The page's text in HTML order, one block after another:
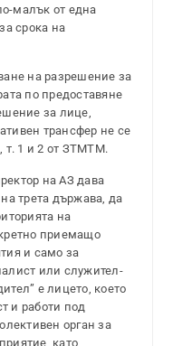
малък от една
срока на
на разрешение за
по предоставяне
за лице,
трансфер не се
т. 1 и 2 от ЗТМТМ.
на АЗ дава
трета държава, да
на
приемащо
и само за
или служител-
е лицето, което
и работи под
орган за
като